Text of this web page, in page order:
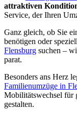
attraktiven
Service, der Ihren
Ganz gleich, ob Sie
benötigen oder
Flensburg suchen –
parat.
Besonders ans Herz
Familienumzüge in
Mobilitätswechsel für
gestalten.